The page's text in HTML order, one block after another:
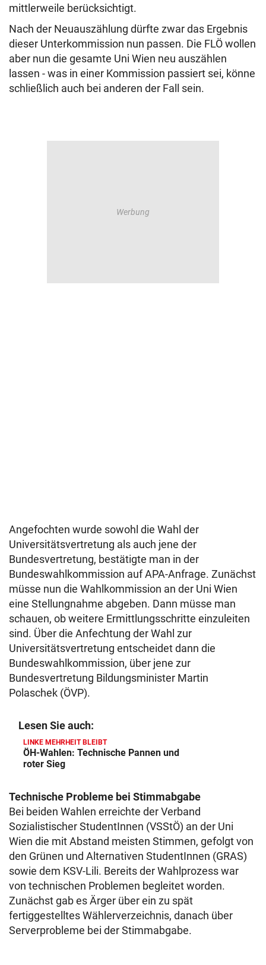
mittlerweile berücksichtigt.
Nach der Neuauszählung dürfte zwar das Ergebnis
dieser Unterkommission nun passen. Die FLÖ wollen
aber nun die gesamte Uni Wien neu auszählen
lassen - was in einer Kommission passiert sei, könne
schließlich auch bei anderen der Fall sein.
Angefochten wurde sowohl die Wahl der
Universitätsvertretung als auch jene der
Bundesvertretung, bestätigte man in der
Bundeswahlkommission auf APA-Anfrage. Zunächst
müsse nun die Wahlkommission an der Uni Wien
eine Stellungnahme abgeben. Dann müsse man
schauen, ob weitere Ermittlungsschritte einzuleiten
sind. Über die Anfechtung der Wahl zur
Universitätsvertretung entscheidet dann die
Bundeswahlkommission, über jene zur
Bundesvertretung Bildungsminister Martin
Polaschek (ÖVP).
Lesen Sie auch:
LINKE MEHRHEIT BLEIBT
ÖH-Wahlen: Technische Pannen und
roter Sieg
Technische Probleme bei Stimmabgabe
Bei beiden Wahlen erreichte der Verband
Sozialistischer StudentInnen (VSStÖ) an der Uni
Wien die mit Abstand meisten Stimmen, gefolgt von
den Grünen und Alternativen StudentInnen (GRAS)
sowie dem KSV-Lili. Bereits der Wahlprozess war
von technischen Problemen begleitet worden.
Zunächst gab es Ärger über ein zu spät
fertiggestelltes Wählerverzeichnis, danach über
Serverprobleme bei der Stimmabgabe.